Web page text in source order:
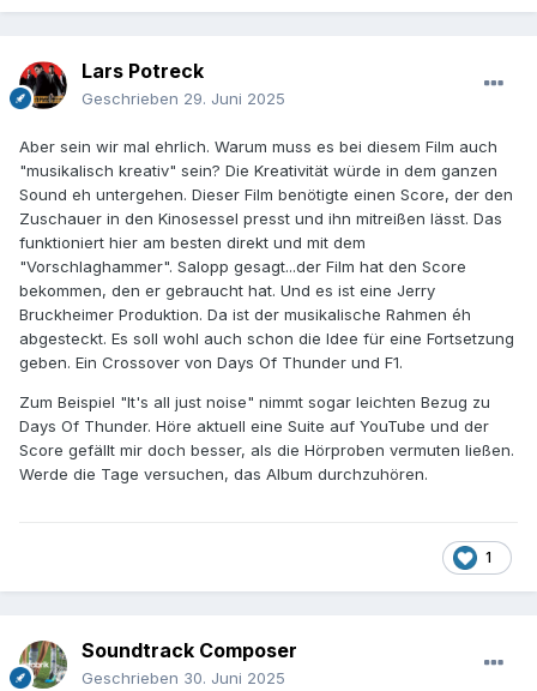
Lars Potreck
Geschrieben 29. Juni 2025
Aber sein wir mal ehrlich. Warum muss es bei diesem Film auch
"musikalisch kreativ" sein? Die Kreativität würde in dem ganzen
Sound eh untergehen. Dieser Film benötigte einen Score, der den
Zuschauer in den Kinosessel presst und ihn mitreißen lässt. Das
funktioniert hier am besten direkt und mit dem
"Vorschlaghammer". Salopp gesagt...der Film hat den Score
bekommen, den er gebraucht hat. Und es ist eine Jerry
Bruckheimer Produktion. Da ist der musikalische Rahmen éh
abgesteckt. Es soll wohl auch schon die Idee für eine Fortsetzung
geben. Ein Crossover von Days Of Thunder und F1.
Zum Beispiel "It's all just noise" nimmt sogar leichten Bezug zu
Days Of Thunder. Höre aktuell eine Suite auf YouTube und der
Score gefällt mir doch besser, als die Hörproben vermuten ließen.
Werde die Tage versuchen, das Album durchzuhören.
1
Soundtrack Composer
Geschrieben 30. Juni 2025